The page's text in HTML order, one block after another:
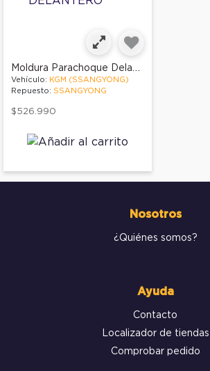
Moldura Parachoque Delantero
Vehículo: KGM (SSANGYONG)
Repuesto: SSANGYONG
$526.990
Nosotros
¿Quiénes somos?
Ayuda
Contacto
Localizador de tiendas
Comprobar pedido